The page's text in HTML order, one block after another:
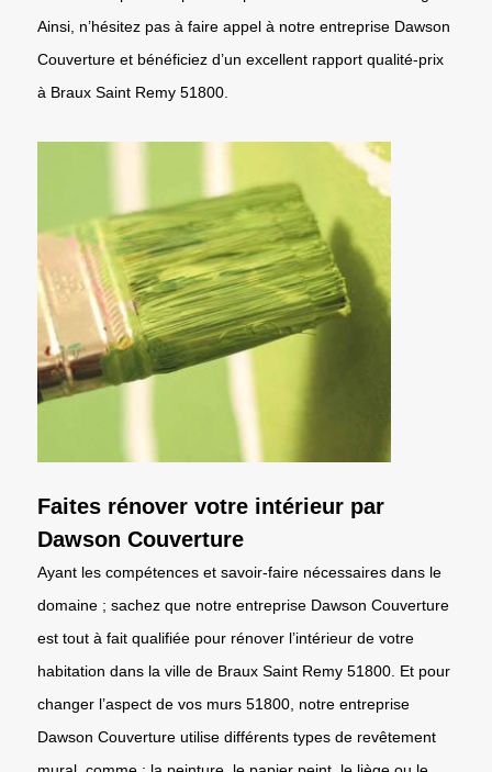
Ainsi, n’hésitez pas à faire appel à notre entreprise Dawson
Couverture et bénéficiez d’un excellent rapport qualité-prix
à Braux Saint Remy 51800.
Faites rénover votre intérieur par
Dawson Couverture
Ayant les compétences et savoir-faire nécessaires dans le
domaine ; sachez que notre entreprise Dawson Couverture
est tout à fait qualifiée pour rénover l’intérieur de votre
habitation dans la ville de Braux Saint Remy 51800. Et pour
changer l’aspect de vos murs 51800, notre entreprise
Dawson Couverture utilise différents types de revêtement